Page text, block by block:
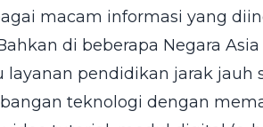
macam informasi yang
di beberapa Negara
layanan pendidikan jarak jauh
teknologi dengan